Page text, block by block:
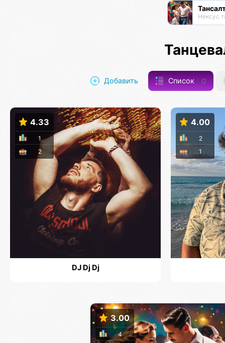
Нексус
Добавить Список 0
4.33
2
1
DJ Dj Dj
4.00
1
2
3.00
4